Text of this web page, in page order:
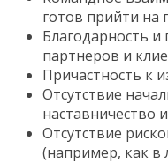
готов прийти на
Благодарность
партнеров и
Причастность к
Отсутствие
наставничество
Отсутствие
(например, как в